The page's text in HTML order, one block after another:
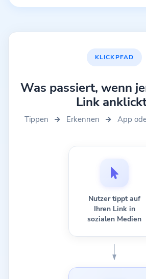
KLICKPFAD
Was passiert, wenn
Link
Tippen Erkennen App
Nutzer tippt auf
Ihren Link in
sozialen Medien